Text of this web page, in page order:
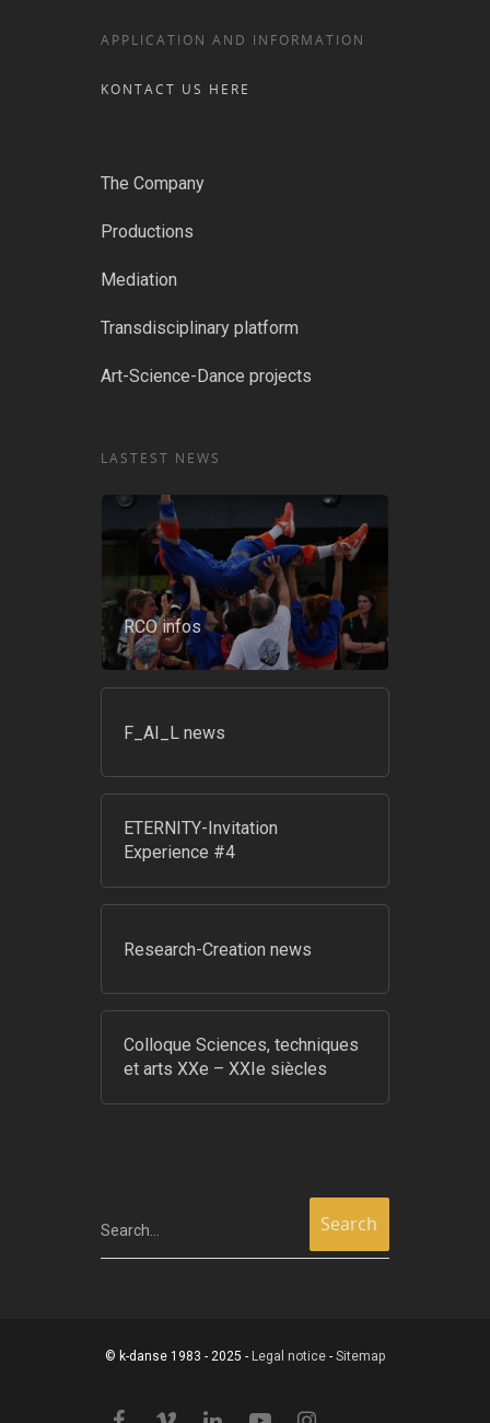
APPLICATION AND INFORMATION
KONTACT US HERE
The Company
Productions
Mediation
Transdisciplinary platform
Art-Science-Dance projects
LASTEST NEWS
RCO infos
F_AI_L news
ETERNITY-Invitation
Experience #4
Research-Creation news
Colloque Sciences, techniques
et arts XXe – XXIe siècles
Search...
© k-danse 1983 - 2025 - Legal notice - Sitemap